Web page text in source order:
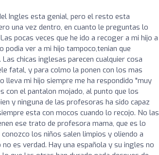
Ingles esta genial, pero el resto esta
una vez dentro, en cuanto le preguntas lo
pocas veces que he ido a recoger a mi hijo a
ver a mi hijo tampoco,tenian que
chicas inglesas parecen cualquier cosa
fatal, y para colmo la ponen con los mas
lleva mi hijo siempre me ha respondido "muy
con el pantalon mojado, al punto que los
y ninguna de las profesoras ha sido capaz
esta con mocos cuando lo recojo. No las
ese trato de profesora mama, que es lo
los niños salen limpios y oliendo a
es verdad. Hay una española y su ingles no